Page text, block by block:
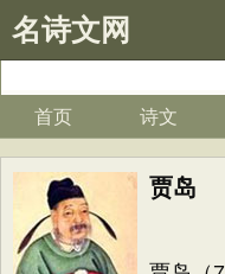
名诗文网
首页 诗文
贾岛